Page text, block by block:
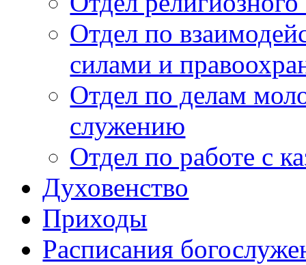
Отдел по
силами и
Отдел по делам
служению
Отдел по работе с
Духовенство
Приходы
Расписания